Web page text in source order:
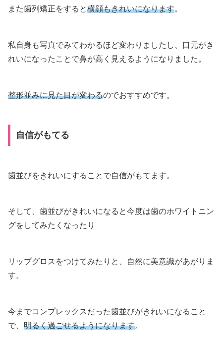
また歯列矯正をすると横顔もきれいになります。
私自身も写真でみてわかるほど変わりましたし、口元がき
れいになったことで鼻が高く見えるようになりました。
整形並みに見た目が変わるのでおすすめです。
自信がもてる
歯並びをきれいにすることで自信がもてます。
そして、歯並びがきれいになると今度は歯のホワイトニン
グをしてみたくなったり
リップグロスをつけてみたりと、自然に美意識があがりま
す。
今までコンプレックスだった歯並びがきれいになること
で、 明るく過ごせるようになります。